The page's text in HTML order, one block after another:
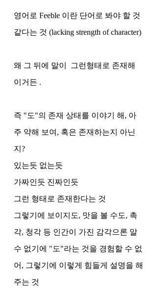
영어로 Feeble 이란 단어로 봐야 할 것
같다는 것 (lacking strength of character)
왜 그 뒤에 말이  그런형태로 존재해
이거든 .
즉 "도"의 존재 상태를 이야기 해, 아
주 약해 보여, 혹은 존재하는지 아닌
지?
있는듯 없는듯
가짜인듯 진짜인듯
그런 형태로 존재한다는 것
그렇기에 보이지도, 맛을 볼 수도, 촉
각, 청각 등 인간이 가진 감각으론 알
수 없기에 "도"라는 것을 경험할 수 없
어, 그렇기에 이렇게 힘들게 설명을 해
주는 것